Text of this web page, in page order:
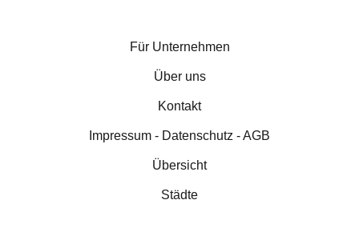
Für Unternehmen
Über uns
Kontakt
Impressum - Datenschutz - AGB
Übersicht
Städte